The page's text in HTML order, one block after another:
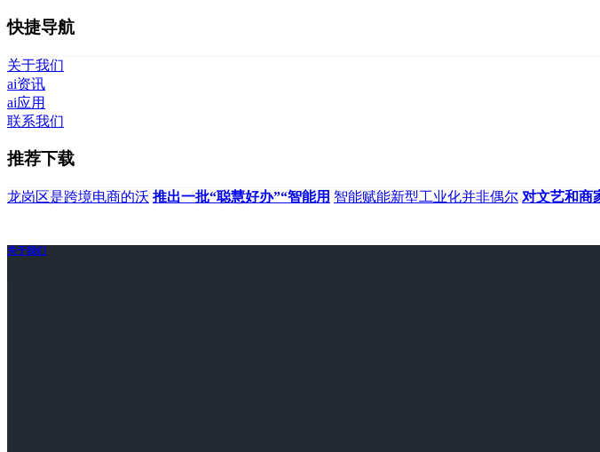
快捷导航
关于我们
ai资讯
ai应用
联系我们
推荐下载
龙岗区是跨境电商的沃 推出一批“聪慧好办”“智能用 智能赋能新型工业化并非偶尔 对文艺和商
关于我们